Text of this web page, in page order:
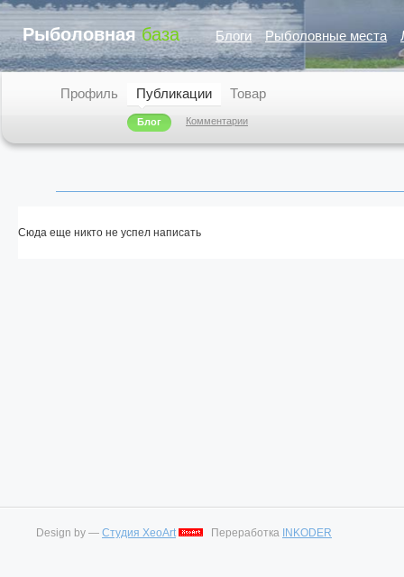
Рыболовная база Блоги Рыболовные места
Профиль Публикации
Блог Комментарии
Товар
Сюда еще никто не успел написать
Design by — Студия XeoArt Переработка INKODER